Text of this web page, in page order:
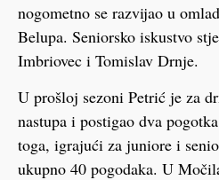
nogometno se razvijao u
Belupa. Seniorsko iskustvo
Imbriovec i Tomislav Drnje.
U prošloj sezoni Petrić je za
nastupa i postigao dva
toga, igrajući za juniore i
ukupno 40 pogodaka. U